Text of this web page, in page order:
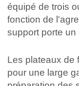
équipé de trois
fonction de
support porte
Les plateaux de
pour une large